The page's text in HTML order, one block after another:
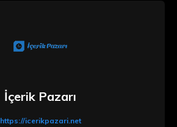
İçerik Pazarı
https://icerikpazari.net